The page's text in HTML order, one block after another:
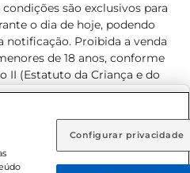
(GO)
Ou
são exclusivos para
o dia de hoje, podendo
notificação. Proibida a venda
de 18 anos, conforme
II (Estatuto da Criança e do
exclusivos para o
compras on-line é de R$
Configurar privacidade